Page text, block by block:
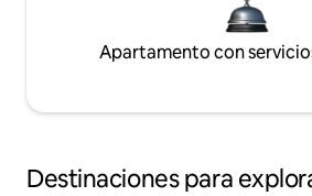
Apartamento con
Destinaciones para